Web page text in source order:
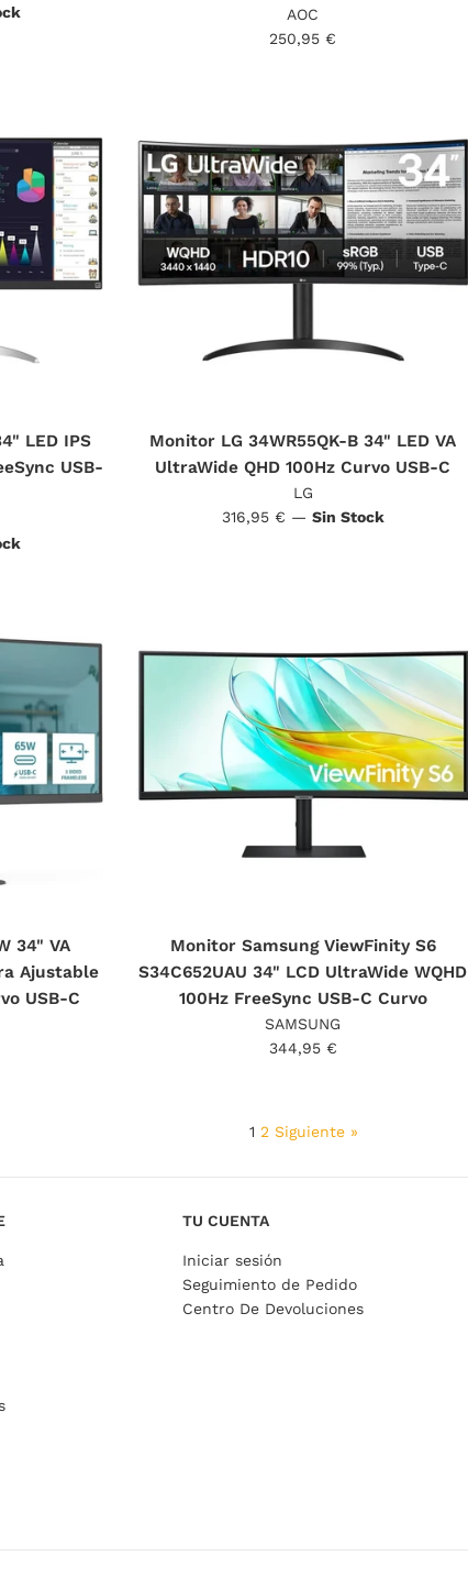
AOC
Precio
250,95 €
LED IPS
USB-
Monitor LG 34WR55QK-B 34" LED VA
UltraWide QHD 100Hz Curvo USB-C
LG
Precio
316,95 € — Sin Stock
34" VA
Ajustable
USB-C
Monitor Samsung ViewFinity S6
S34C652UAU 34" LCD UltraWide WQHD
100Hz FreeSync USB-C Curvo
SAMSUNG
Precio
344,95 €
1 2 Siguiente »
TU CUENTA
Iniciar sesión
Seguimiento de Pedido
Centro De Devoluciones